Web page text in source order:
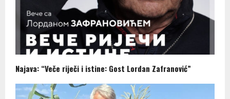
Najava: “Veče riječi i istine: Gost Lordan Zafranović”